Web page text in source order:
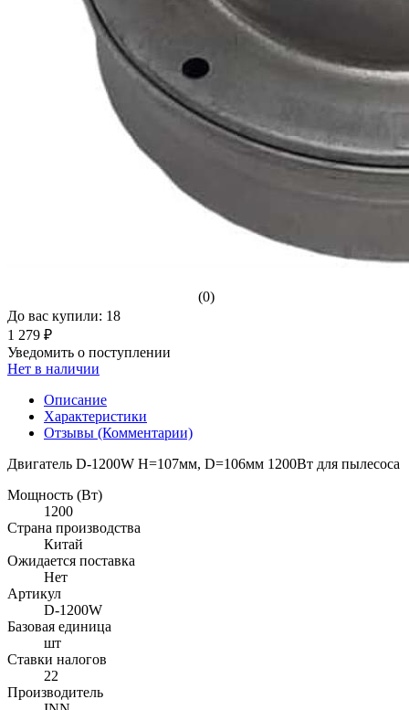
(0)
До вас купили: 18
1 279 ₽
Уведомить о поступлении
Нет в наличии
Описание
Характеристики
Отзывы (Комментарии)
Двигатель D-1200W H=107мм, D=106мм 1200Вт для пылесоса
Мощность (Вт)
1200
Страна производства
Китай
Ожидается поставка
Нет
Артикул
D-1200W
Базовая единица
шт
Ставки налогов
22
Производитель